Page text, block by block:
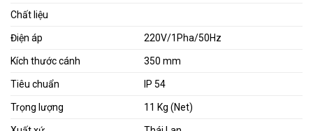
Chất liệu
Điện áp 220V/1Pha/50Hz
Kích thước cánh 350 mm
Tiêu chuẩn IP 54
Trọng lượng 11 Kg (Net)